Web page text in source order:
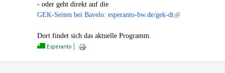
- oder geht direkt auf die
GEK-Seiten bei Bavelo: esperanto-bw.de/gek-dt(link is
Dort findet sich das aktuelle Programm.
Esperanto